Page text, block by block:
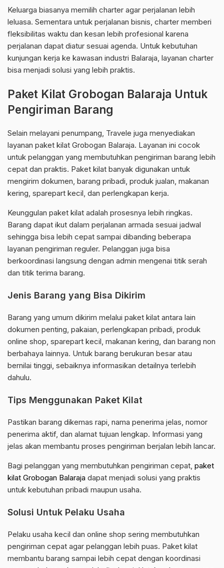
Keluarga biasanya memilih charter agar perjalanan lebih
leluasa. Sementara untuk perjalanan bisnis, charter memberi
fleksibilitas waktu dan kesan lebih profesional karena
perjalanan dapat diatur sesuai agenda. Untuk kebutuhan
kunjungan kerja ke kawasan industri Balaraja, layanan charter
bisa menjadi solusi yang lebih praktis.
Paket Kilat Grobogan Balaraja Untuk
Pengiriman Barang
Selain melayani penumpang, Travele juga menyediakan
layanan paket kilat Grobogan Balaraja. Layanan ini cocok
untuk pelanggan yang membutuhkan pengiriman barang lebih
cepat dan praktis. Paket kilat banyak digunakan untuk
mengirim dokumen, barang pribadi, produk jualan, makanan
kering, sparepart kecil, dan perlengkapan kerja.
Keunggulan paket kilat adalah prosesnya lebih ringkas.
Barang dapat ikut dalam perjalanan armada sesuai jadwal
sehingga bisa lebih cepat sampai dibanding beberapa
layanan pengiriman reguler. Pelanggan juga bisa
berkoordinasi langsung dengan admin mengenai titik serah
dan titik terima barang.
Jenis Barang yang Bisa Dikirim
Barang yang umum dikirim melalui paket kilat antara lain
dokumen penting, pakaian, perlengkapan pribadi, produk
online shop, sparepart kecil, makanan kering, dan barang non
berbahaya lainnya. Untuk barang berukuran besar atau
bernilai tinggi, sebaiknya informasikan detailnya terlebih
dahulu.
Tips Menggunakan Paket Kilat
Pastikan barang dikemas rapi, nama penerima jelas, nomor
penerima aktif, dan alamat tujuan lengkap. Informasi yang
jelas akan membantu proses pengiriman berjalan lebih lancar.
Bagi pelanggan yang membutuhkan pengiriman cepat, paket
kilat Grobogan Balaraja dapat menjadi solusi yang praktis
untuk kebutuhan pribadi maupun usaha.
Solusi Untuk Pelaku Usaha
Pelaku usaha kecil dan online shop sering membutuhkan
pengiriman cepat agar pelanggan lebih puas. Paket kilat
membantu barang sampai lebih cepat dengan koordinasi